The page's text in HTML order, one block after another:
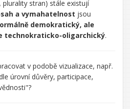
stran) stále existují
a vymahatelnost jsou
demokratický, ale
technokraticko-oligarchický.
v podobě vizualizace, např.
úrovní důvěry, participace,